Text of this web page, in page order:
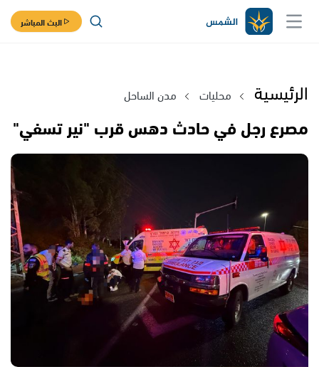
البث المباشر
الرئيسية محليات مدن الساحل
مصرع رجل في حادث دهس قرب "نير تسفي"